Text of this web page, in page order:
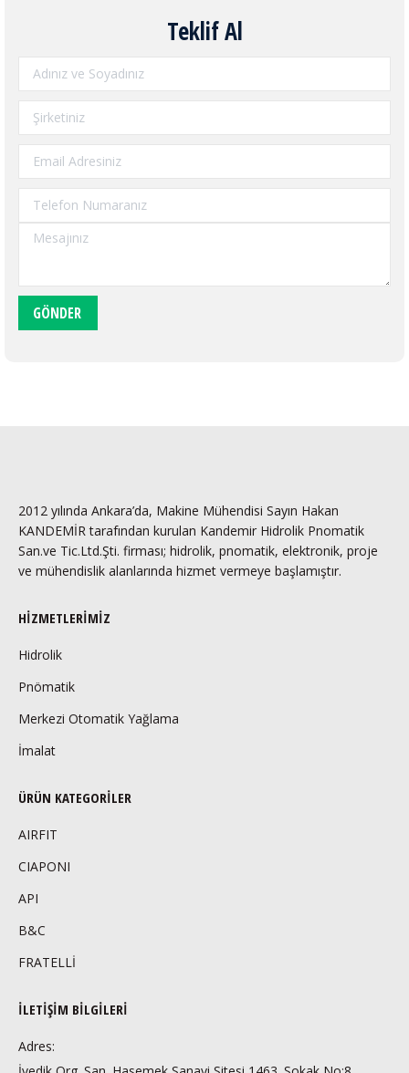
Teklif Al
2012 yılında Ankara’da, Makine Mühendisi Sayın Hakan
KANDEMİR tarafından kurulan Kandemir Hidrolik Pnomatik
San.ve Tic.Ltd.Şti. firması; hidrolik, pnomatik, elektronik, proje
ve mühendislik alanlarında hizmet vermeye başlamıştır.
HIZMETLERIMIZ
Hidrolik
Pnömatik
Merkezi Otomatik Yağlama
İmalat
ÜRÜN KATEGORILER
AIRFIT
CIAPONI
API
B&C
FRATELLİ
İLETIŞIM BILGILERI
Adres: